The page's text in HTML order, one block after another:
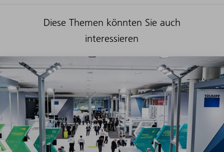
Diese Themen könnten Sie auch
interessieren